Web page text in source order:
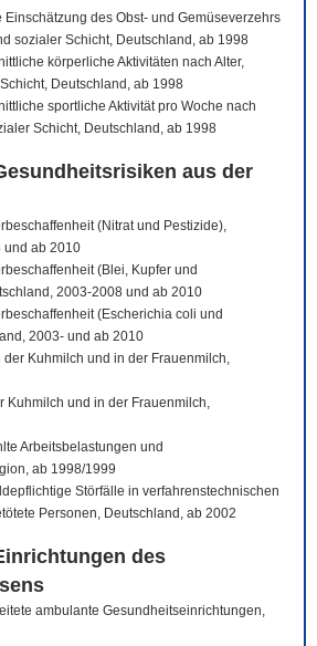
Einschätzung des Obst- und Gemüseverzehrs
sozialer Schicht, Deutschland, ab 1998
körperliche Aktivitäten nach Alter,
Deutschland, ab 1998
sportliche Aktivität pro Woche nach
Schicht, Deutschland, ab 1998
aus der
(Nitrat und Pestizide),
und ab 2010
(Blei, Kupfer und
2003-2008 und ab 2010
(Escherichia coli und
2003- und ab 2010
der Kuhmilch und in der Frauenmilch,
Kuhmilch und in der Frauenmilch,
Arbeitsbelastungen und
ab 1998/1999
Störfälle in verfahrenstechnischen
Personen, Deutschland, ab 2002
des
ambulante Gesundheitseinrichtungen,